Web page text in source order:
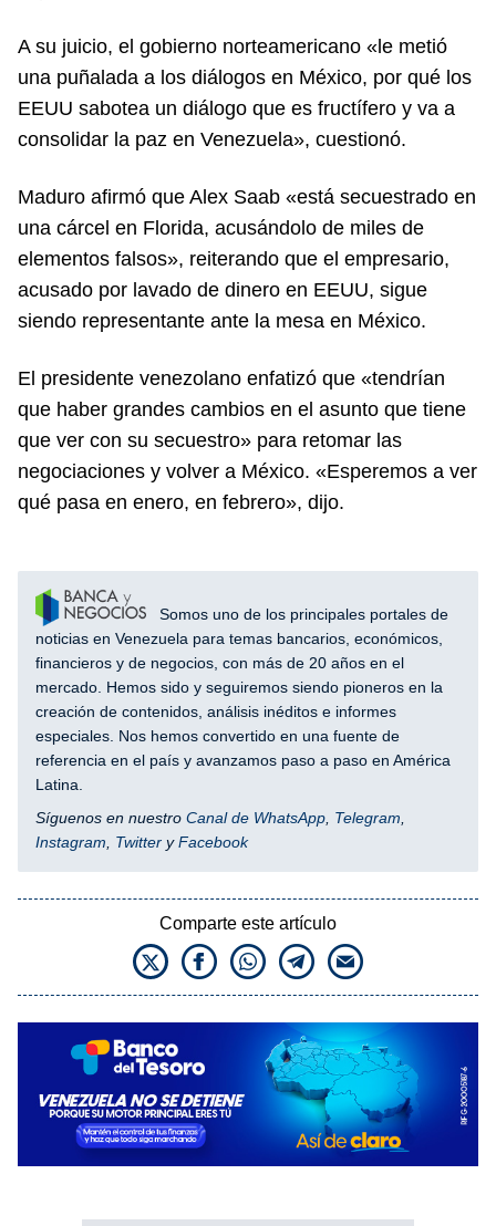
A su juicio, el gobierno norteamericano «le metió
una puñalada a los diálogos en México, por qué los
EEUU sabotea un diálogo que es fructífero y va a
consolidar la paz en Venezuela», cuestionó.
Maduro afirmó que Alex Saab «está secuestrado en
una cárcel en Florida, acusándolo de miles de
elementos falsos», reiterando que el empresario,
acusado por lavado de dinero en EEUU, sigue
siendo representante ante la mesa en México.
El presidente venezolano enfatizó que «tendrían
que haber grandes cambios en el asunto que tiene
que ver con su secuestro» para retomar las
negociaciones y volver a México. «Esperemos a ver
qué pasa en enero, en febrero», dijo.
Somos uno de los principales portales de
noticias en Venezuela para temas bancarios, económicos,
financieros y de negocios, con más de 20 años en el
mercado. Hemos sido y seguiremos siendo pioneros en la
creación de contenidos, análisis inéditos e informes
especiales. Nos hemos convertido en una fuente de
referencia en el país y avanzamos paso a paso en América
Latina.
Síguenos en nuestro Canal de WhatsApp Telegram
Instagram
Twitter yFacebook
Comparte este artículo